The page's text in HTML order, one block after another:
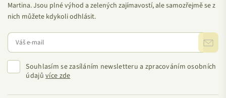
Martina. Jsou plné výhod a zelených zajímavostí, ale samozřejmě se z
nich můžete kdykoli odhlásit.
Souhlasím se zasíláním newsletteru a zpracováním osobních
údajůvíce zde